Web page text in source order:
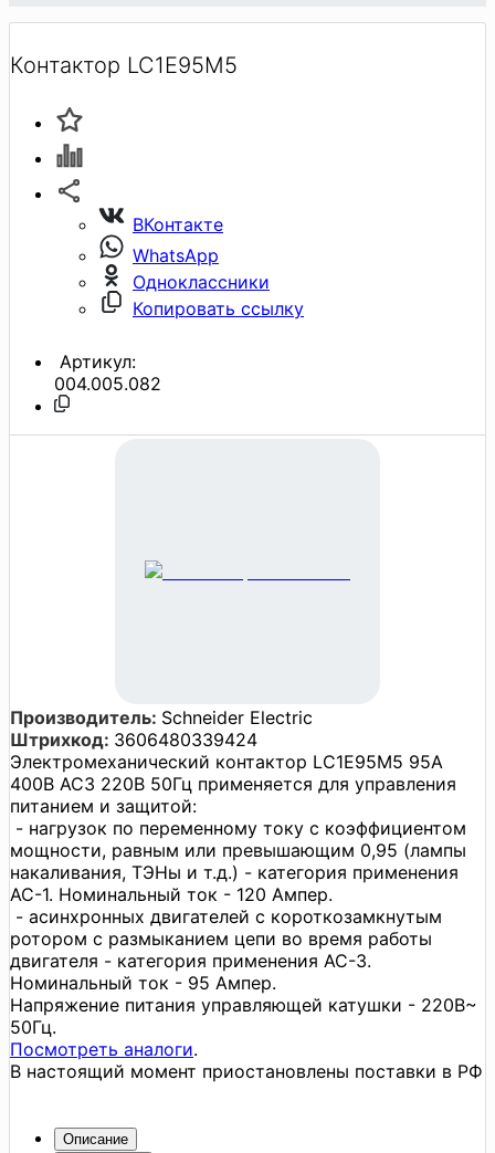
Контактор LC1E95M5
ВКонтакте
WhatsApp
Одноклассники
Копировать ссылку
Артикул:
004.005.082
Производитель: Schneider Electric
Штрихкод: 3606480339424
Электромеханический контактор LC1E95M5 95А
400В АС3 220В 50Гц применяется для управления
питанием и защитой:
- нагрузок по переменному току с коэффициентом
мощности, равным или превышающим 0,95 (лампы
накаливания, ТЭНы и т.д.) - категория применения
АС-1. Номинальный ток - 120 Ампер.
- асинхронных двигателей с короткозамкнутым
ротором с размыканием цепи во время работы
двигателя - категория применения АС-3.
Номинальный ток - 95 Ампер.
Напряжение питания управляющей катушки - 220В~
50Гц.
Посмотреть аналоги.
В настоящий момент приостановлены поставки в РФ
Описание